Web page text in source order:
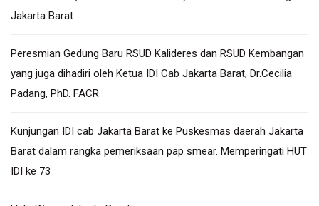
Jakarta Barat
Peresmian Gedung Baru RSUD Kalideres dan RSUD Kembangan
yang juga dihadiri oleh Ketua IDI Cab Jakarta Barat, Dr.Cecilia
Padang, PhD. FACR
Kunjungan IDI cab Jakarta Barat ke Puskesmas daerah Jakarta
Barat dalam rangka pemeriksaan pap smear. Memperingati HUT
IDI ke 73